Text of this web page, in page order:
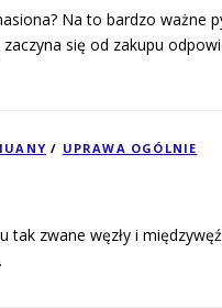
Na to bardzo ważne
się od zakupu
/ UPRAWA OGÓLNIE
zwane węzły i